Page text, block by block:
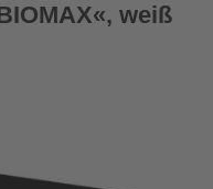
weiß